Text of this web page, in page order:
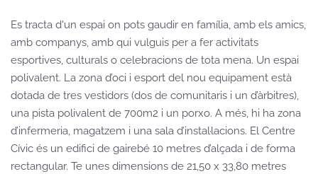
Es tracta d'un espai on pots gaudir en família, amb els amics,
amb companys, amb qui vulguis per a fer activitats
esportives, culturals o celebracions de tota mena. Un espai
polivalent. La zona d’oci i esport del nou equipament està
dotada de tres vestidors (dos de comunitaris i un d’àrbitres),
una pista polivalent de 700m2 i un porxo. A més, hi ha zona
d’infermeria, magatzem i una sala d’instal·lacions. El Centre
Cívic és un edifici de gairebé 10 metres d’alçada i de forma
rectangular. Te unes dimensions de 21,50 x 33,80 metres